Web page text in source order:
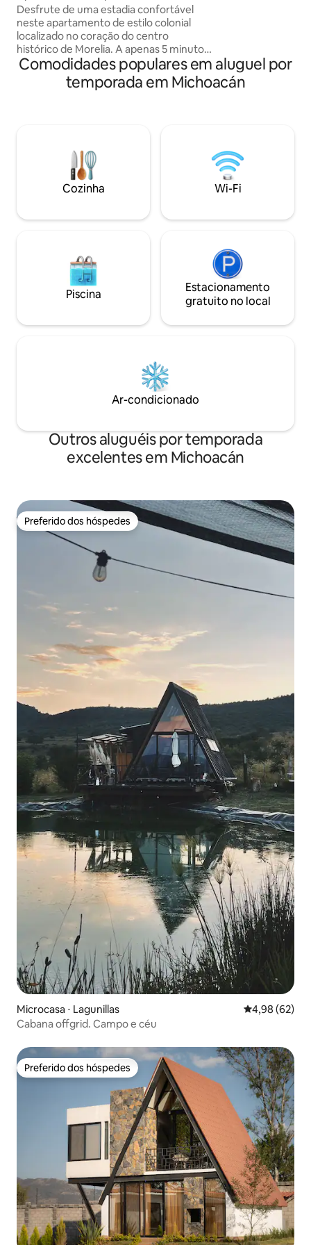
Catedral de Morelia
Desfrute de uma estadia confortável
neste apartamento de estilo colonial
localizado no coração do centro
histórico de Morelia. A apenas 5 minutos
a pé da Catedral, você terá tudo ao seu
alcance: restaurantes, cafés e os
principais pontos turísticos da cidade. O
momento da chegada, com um espaço
bem conservado e bem equipado para
que você se sinta em casa durante toda
a sua estadia.
Comodidades populares em aluguel por
temporada em Michoacán
Cozinha Wi-Fi
Piscina
Estacionamento
gratuito no local
Ar-condicionado
Outros aluguéis por temporada
excelentes em Michoacán
Preferido dos hóspedes
Preferido dos hóspedes
Microcasa ⋅ Lagunillas 4,98 de uma
4,98 (62)
Cabana offgrid. Campo e céu
Preferido dos hóspedes
Preferido dos hóspedes